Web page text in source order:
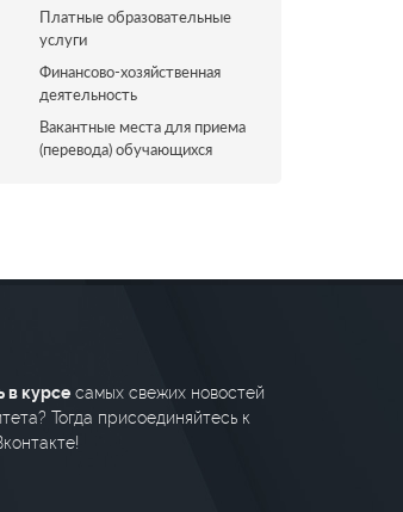
Платные образовательные
услуги
Финансово-хозяйственная
деятельность
Вакантные места для приема
(перевода) обучающихся
в курсе самых свежих новостей
Тогда присоединяйтесь к